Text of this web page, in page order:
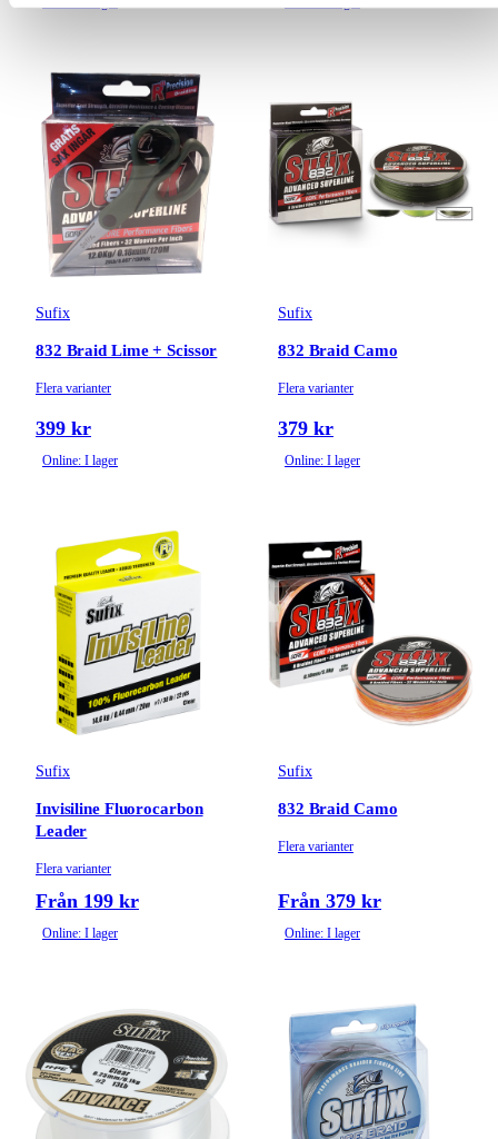
Sufix
832 Braid Lime + Scissor
Flera varianter
399 kr
Online: I lager
Sufix
832 Braid Camo
Flera varianter
379 kr
Online: I lager
Sufix
Invisiline Fluorocarbon
Leader
Flera varianter
Från 199 kr
Online: I lager
Sufix
832 Braid Camo
Flera varianter
Från 379 kr
Online: I lager